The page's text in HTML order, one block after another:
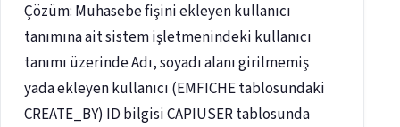
Çözüm: Muhasebe fişini ekleyen kullanıcı
tanımına ait sistem işletmenindeki kullanıcı
tanımı üzerinde Adı, soyadı alanı girilmemiş
yada ekleyen kullanıcı (EMFICHE tablosundaki
CREATE_BY) ID bilgisi CAPIUSER tablosunda